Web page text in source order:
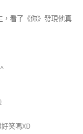
，看了《你》發現他真
笑嗎XD